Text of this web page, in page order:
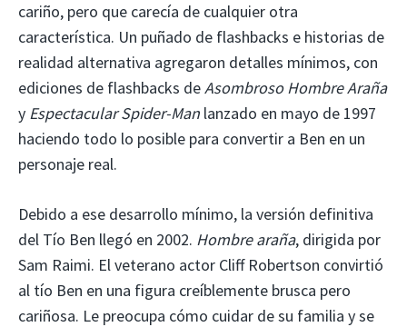
cariño, pero que carecía de cualquier otra
característica. Un puñado de flashbacks e historias de
realidad alternativa agregaron detalles mínimos, con
ediciones de flashbacks deAsombroso Hombre Araña
y Espectacular Spider-Man lanzado en mayo de 1997
haciendo todo lo posible para convertir a Ben en un
personaje real.
Debido a ese desarrollo mínimo, la versión definitiva
del Tío Ben llegó en 2002. Hombre araña, dirigida por
Sam Raimi. El veterano actor Cliff Robertson convirtió
al tío Ben en una figura creíblemente brusca pero
cariñosa. Le preocupa cómo cuidar de su familia y se